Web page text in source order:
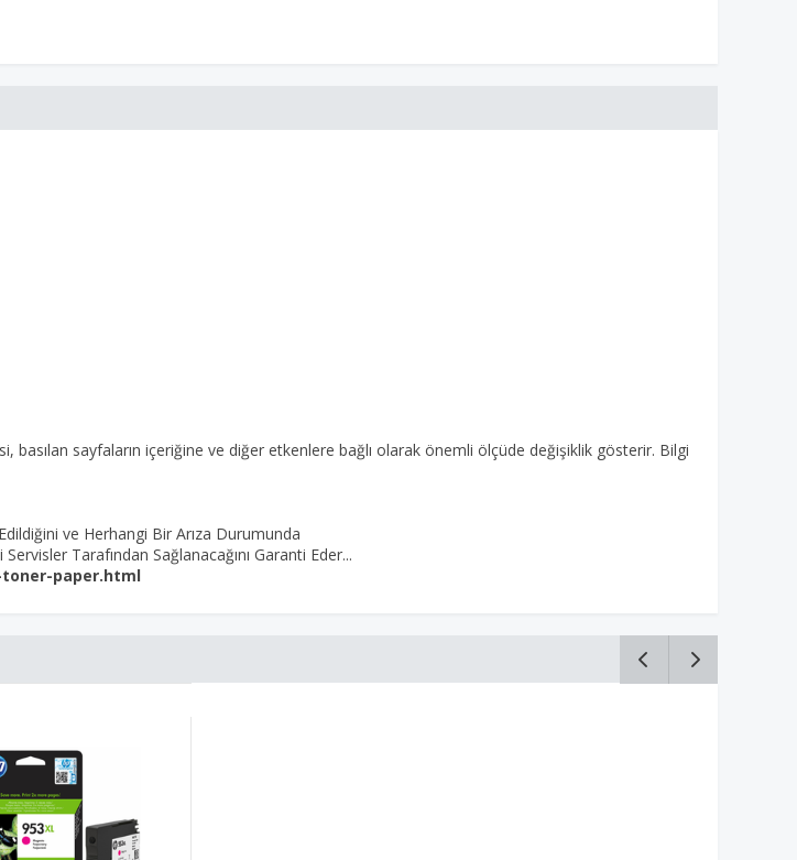
basılan sayfaların içeriğine ve diğer etkenlere bağlı olarak önemli ölçüde değişiklik gösterir. Bilgi
ve Herhangi Bir Arıza Durumunda
Tarafından Sağlanacağını Garanti Eder...
paper.html